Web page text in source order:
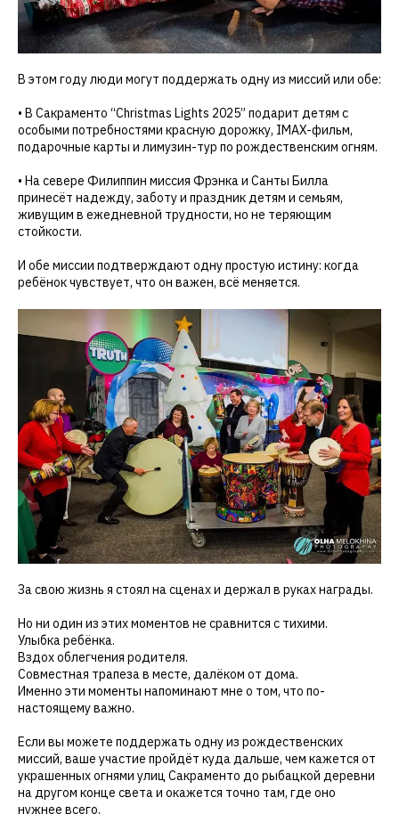
В этом году люди могут поддержать одну из миссий или обе:
• В Сакраменто “Christmas Lights 2025” подарит детям с
особыми потребностями красную дорожку, IMAX-фильм,
подарочные карты и лимузин-тур по рождественским огням.
• На севере Филиппин миссия Фрэнка и Санты Билла
принесёт надежду, заботу и праздник детям и семьям,
живущим в ежедневной трудности, но не теряющим
стойкости.
И обе миссии подтверждают одну простую истину: когда
ребёнок чувствует, что он важен, всё меняется.
За свою жизнь я стоял на сценах и держал в руках награды.
Но ни один из этих моментов не сравнится с тихими.
Улыбка ребёнка.
Вздох облегчения родителя.
Совместная трапеза в месте, далёком от дома.
Именно эти моменты напоминают мне о том, что по-
настоящему важно.
Если вы можете поддержать одну из рождественских
миссий, ваше участие пройдёт куда дальше, чем кажется от
украшенных огнями улиц Сакраменто до рыбацкой деревни
на другом конце света и окажется точно там, где оно
нужнее всего.